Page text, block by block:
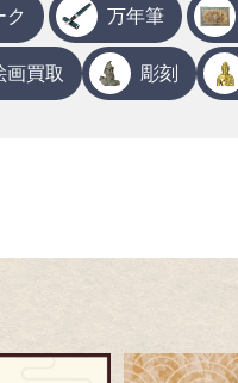
ク 万年筆
画買取 彫刻